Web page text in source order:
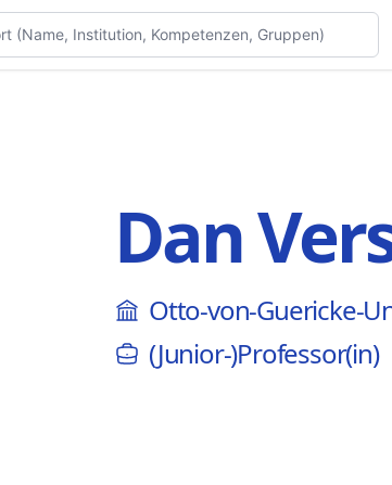
Dan
Otto-von-Guericke-
(Junior-)Professor(in)